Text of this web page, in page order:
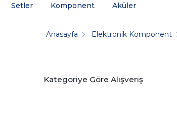
Setler
Komponent
Aküler
Anasayfa Elektronik Komponent
Kategoriye Göre Alışveriş